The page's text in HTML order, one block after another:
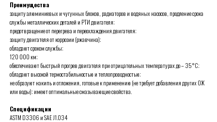
Преимущества
защиту алюминиевых и чугунных блоков, радиаторов и водяных насосов, продление срока
службы металлических деталей и РТИ двигателя;
предотвращение от перегрева и переохлаждения двигателя;
защиту двигателя от коррозии (ржавчина);
обладают сроком службы;
120 000 км;
обеспечивают быстрый прогрев двигателя при отрицательных температурах до – 35°C;
обладают высокой термостабильностью и теплопроводностью;
не образуют накипь и отложения, готовые к применению (не требует добавления других ОЖ
или воды); имеют оптимальные смазывающие свойства.
Спецификации
ASTM D3306 и SAE J1.034